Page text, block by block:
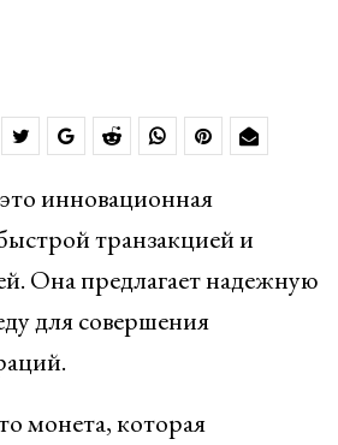
инновационная
транзакцией и
Она предлагает надежную
для совершения
монета, которая